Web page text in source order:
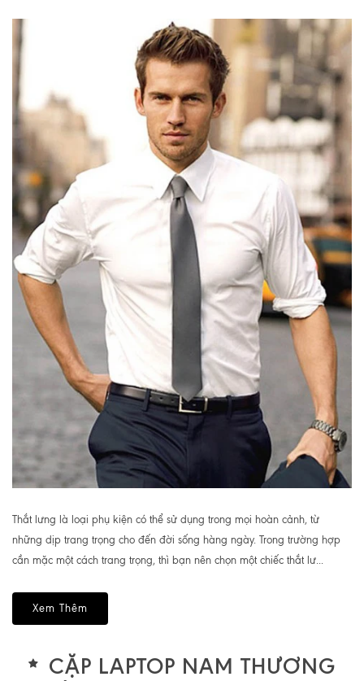
Thắt lưng là loại phụ kiện có thể sử dụng trong mọi hoàn cảnh, từ
những dịp trang trọng cho đến đời sống hàng ngày. Trong trường hợp
cần mặc một cách trang trọng, thì bạn nên chọn một chiếc thắt lư...
Xem Thêm
CẶP LAPTOP NAM THƯƠNG